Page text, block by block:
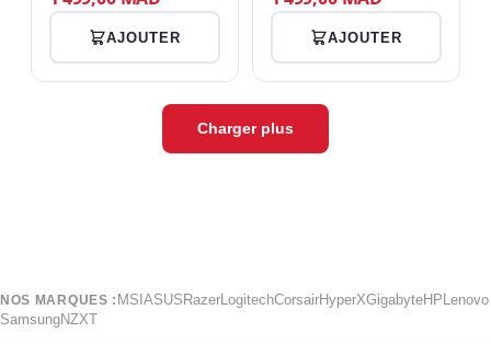
microphone
omnidirectionnel -
rétroéclairage RVB
LightSync …
AJOUTER
microphone
omnidirectionnel -
rétroéclairage RVB
LightSync …
AJOUTER
Charger plus
NOS MARQUES : MSI ASUS RazerLogitechCorsairHyperXGigabyteHP Lenovo
SamsungNZXT